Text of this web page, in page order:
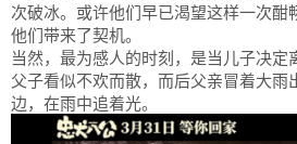
次破冰。或许他们早已渴望这样一次酣
他们带来了契机。
当然，最为感人的时刻，是当儿子决定
父子看似不欢而散，而后父亲冒着大雨
边，在雨中追着光。‍